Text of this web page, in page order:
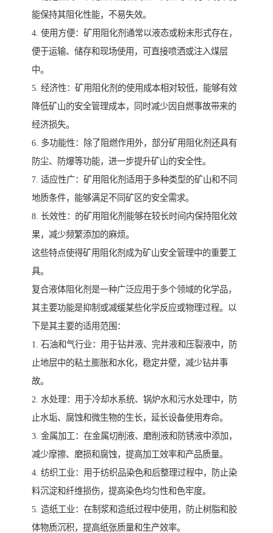
能保持其阻化性能，不易失效。
4. 使用方便：矿用阻化剂通常以液态或粉末形式存在，
便于运输、储存和现场使用，可直接喷洒或注入煤层
中。
5. 经济性：矿用阻化剂的使用成本相对较低，能够有效
降低矿山的安全管理成本，同时减少因自燃事故带来的
经济损失。
6. 多功能性：除了阻燃作用外，部分矿用阻化剂还具有
防尘、防爆等功能，进一步提升矿山的安全性。
7. 适应性广：矿用阻化剂适用于多种类型的矿山和不同
地质条件，能够满足不同矿区的安全需求。
8. 长效性：的矿用阻化剂能够在较长时间内保持阻化效
果，减少频繁添加的麻烦。
这些特点使得矿用阻化剂成为矿山安全管理中的重要工
具。
复合液体阻化剂是一种广泛应用于多个领域的化学品，
其主要功能是抑制或减缓某些化学反应或物理过程。以
下是其主要的适用范围：
1. 石油和气行业：用于钻井液、完井液和压裂液中，防
止地层中的粘土膨胀和水化，稳定井壁，减少钻井事
故。
2. 水处理：用于冷却水系统、锅炉水和污水处理中，防
止水垢、腐蚀和微生物的生长，延长设备使用寿命。
3. 金属加工：在金属切削液、磨削液和防锈液中添加，
减少摩擦、磨损和腐蚀，提高加工效率和产品质量。
4. 纺织工业：用于纺织品染色和后整理过程中，防止染
料沉淀和纤维损伤，提高染色均匀性和色牢度。
5. 造纸工业：在制浆和造纸过程中使用，防止树脂和胶
体物质沉积，提高纸张质量和生产效率。